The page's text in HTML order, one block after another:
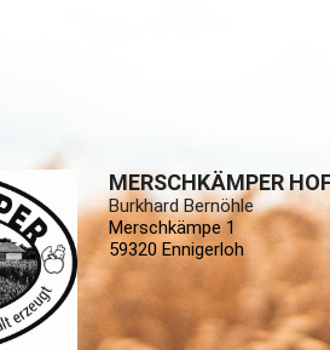
MERSCHKÄMPER
Burkhard Bernöhle
Merschkämpe 1
59320 Ennigerloh